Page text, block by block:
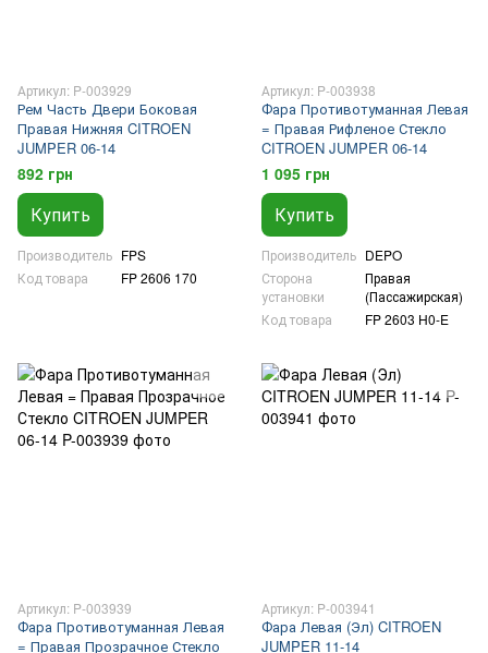
Артикул: P-003929
Рем Часть Двери Боковая
Правая Нижняя CITROEN
JUMPER 06-14
892 грн
Купить
Производитель FPS
Код товара
FP 2606 170
Артикул: P-003938
Фара Противотуманная Левая
= Правая Рифленое Стекло
CITROEN JUMPER 06-14
1 095 грн
Купить
Производитель DEPO
Сторона
установки
Правая
(Пассажирская)
Код товара
FP 2603 H0-E
Артикул: P-003939
Фара Противотуманная Левая
= Правая Прозрачное Стекло
Артикул: P-003941
Фара Левая (Эл) CITROEN
JUMPER 11-14